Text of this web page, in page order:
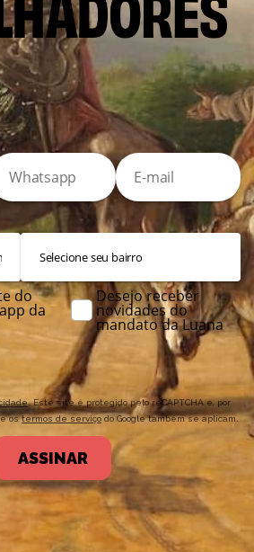
do
da
Desejo receber
novidades do
mandato da Luana
. Este site é protegido pelo reCAPTCHA e, por
ostermos de serviço do Google também se aplicam.
ASSINAR